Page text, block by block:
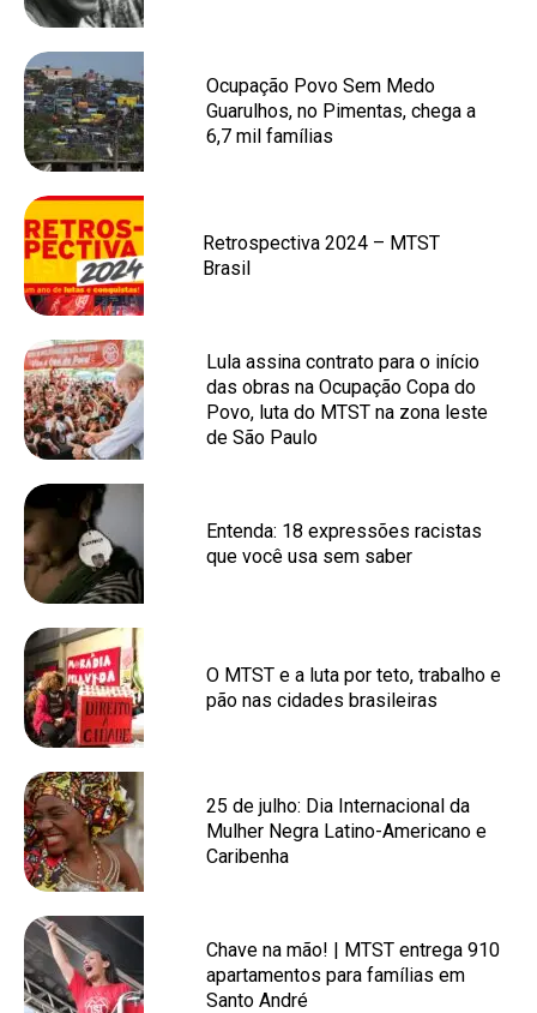
Ocupação Povo Sem Medo
Guarulhos, no Pimentas, chega a
6,7 mil famílias
Retrospectiva 2024 – MTST
Brasil
Lula assina contrato para o início
das obras na Ocupação Copa do
Povo, luta do MTST na zona leste
de São Paulo
Entenda: 18 expressões racistas
que você usa sem saber
O MTST e a luta por teto, trabalho e
pão nas cidades brasileiras
25 de julho: Dia Internacional da
Mulher Negra Latino-Americano e
Caribenha
Chave na mão! | MTST entrega 910
apartamentos para famílias em
Santo André